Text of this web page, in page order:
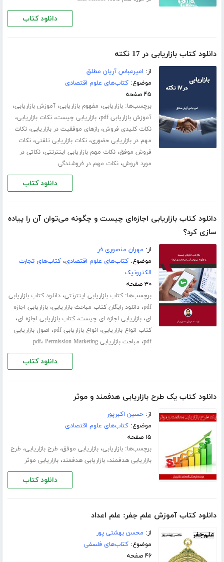
دانلود کتاب
دانلود کتاب بازاریابی در 17 نکته
از: امیرعباس آریان مطلق
موضوع:کتاب‌های علوم اقتصادی
۴۵ صفحه
برچسب‌ها:بازاریابی، مفهوم بازاریابی،آموزش بازاریابی،
آموزش بازاریابی pdf ،بازاریابی چیست،نکات بازاریابی،
نکات کلیدی فروش،رازهای موفقیت در بازاریابی،نکات
مهم در بازاریابی حضوری،نکات بازاریابی تلفنی،نکات
فروش موفق،نکات مهم بازاریابی اینترنتی،نکاتی در
مورد فروش،نکات مهم در فروشندگی
دانلود کتاب
دانلود کتاب بازاریابی اجازه‌ای چیست و چگونه می‌توان آن را پیاده
سازی کرد؟
از: مهران منصوری فر
موضوع:کتاب‌های علوم اقتصادی،کتاب‌های تجارت
الکترونیک
۳۰ صفحه
برچسب‌ها:کتاب بازاریابی اینترنتی،دانلود کتاب بازاریابی
pdf،دانلود رایگان کتاب مباحث بازاریابی،بازاریابی اجازه
ای،بازاریابی اجازه ای چیست،کتاب بازاریابی اجازه ای،
کتاب انواع بازاریابی، انواع بازاریابی pdf ، اصول بازاریابی
pdf، مباحث بازاریابی pdf ، Permission Marketing
دانلود کتاب
دانلود کتاب یک طرح بازاریابی هدفمند و موثر
از:حسین اکبرپور
موضوع:کتاب‌های علوم اقتصادی
۱۵ صفحه
برچسب‌ها:بازاریابی،بازاریابی موفق، طرح بازاریابی، طرح
بازاریابی هدفمند،بازاریابی هدفمند،بازاریابی موثر
دانلود کتاب
دانلود کتاب آموزش علم جفر: علم اعداد
از: محسن بهشتی پور
موضوع:کتاب‌های فلسفی
۴۶ صفحه